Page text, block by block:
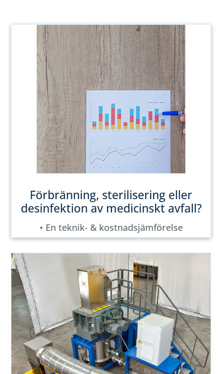
Förbränning, sterilisering eller
desinfektion av medicinskt avfall?
• En teknik- & kostnadsjämförelse